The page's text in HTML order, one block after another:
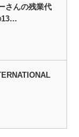
さんの残業代
13…